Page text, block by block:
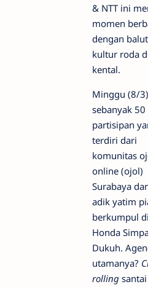
& NTT ini
momen
dengan
kultur roda
kental.
​Minggu (8/
sebanyak 50
partisipan
terdiri dari
komunitas
online (ojol)
Surabaya
adik yatim
berkumpul
Honda
Dukuh.
utamanya?
rolling